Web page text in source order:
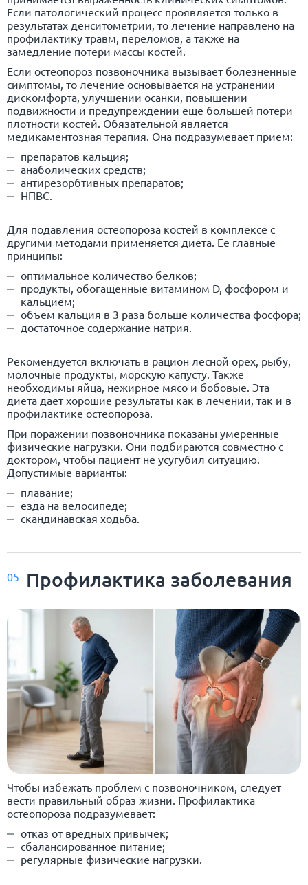
Если патологический процесс проявляется только в
результатах денситометрии, то лечение направлено на
профилактику травм, переломов, а также на
замедление потери массы костей.
Если остеопороз позвоночника вызывает болезненные
симптомы, то лечение основывается на устранении
дискомфорта, улучшении осанки, повышении
подвижности и предупреждении еще большей потери
плотности костей. Обязательной является
медикаментозная терапия. Она подразумевает прием:
препаратов кальция;
анаболических средств;
антирезорбтивных препаратов;
НПВС.
Для подавления остеопороза костей в комплексе с
другими методами применяется диета. Ее главные
принципы:
оптимальное количество белков;
продукты, обогащенные витамином D, фосфором и
кальцием;
объем кальция в 3 раза больше количества фосфора;
достаточное содержание натрия.
Рекомендуется включать в рацион лесной орех, рыбу,
молочные продукты, морскую капусту. Также
необходимы яйца, нежирное мясо и бобовые. Эта
диета дает хорошие результаты как в лечении, так и в
профилактике остеопороза.
При поражении позвоночника показаны умеренные
физические нагрузки. Они подбираются совместно с
доктором, чтобы пациент не усугубил ситуацию.
Допустимые варианты:
плавание;
езда на велосипеде;
скандинавская ходьба.
05 Профилактика заболевания
Чтобы избежать проблем с позвоночником, следует
вести правильный образ жизни. Профилактика
остеопороза подразумевает:
отказ от вредных привычек;
сбалансированное питание;
регулярные физические нагрузки.